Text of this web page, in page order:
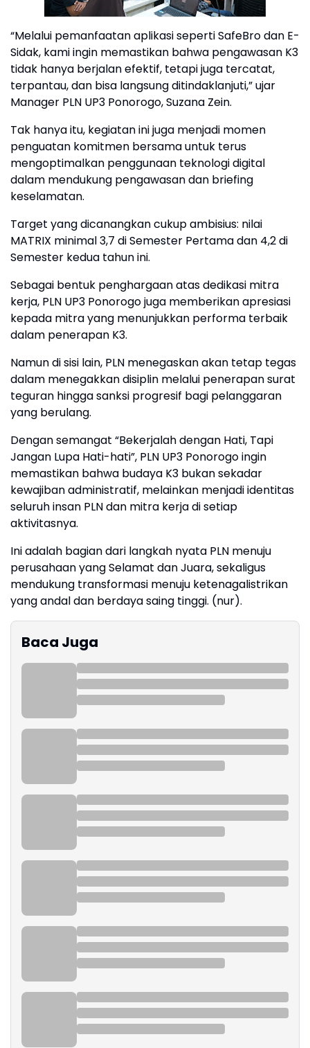
“Melalui pemanfaatan aplikasi seperti SafeBro dan E-
Sidak, kami ingin memastikan bahwa pengawasan K3
tidak hanya berjalan efektif, tetapi juga tercatat,
terpantau, dan bisa langsung ditindaklanjuti,” ujar
Manager PLN UP3 Ponorogo, Suzana Zein.
Tak hanya itu, kegiatan ini juga menjadi momen
penguatan komitmen bersama untuk terus
mengoptimalkan penggunaan teknologi digital
dalam mendukung pengawasan dan briefing
keselamatan.
Target yang dicanangkan cukup ambisius: nilai
MATRIX minimal 3,7 di Semester Pertama dan 4,2 di
Semester kedua tahun ini.
Sebagai bentuk penghargaan atas dedikasi mitra
kerja, PLN UP3 Ponorogo juga memberikan apresiasi
kepada mitra yang menunjukkan performa terbaik
dalam penerapan K3.
Namun di sisi lain, PLN menegaskan akan tetap tegas
dalam menegakkan disiplin melalui penerapan surat
teguran hingga sanksi progresif bagi pelanggaran
yang berulang.
Dengan semangat “Bekerjalah dengan Hati, Tapi
Jangan Lupa Hati-hati”, PLN UP3 Ponorogo ingin
memastikan bahwa budaya K3 bukan sekadar
kewajiban administratif, melainkan menjadi identitas
seluruh insan PLN dan mitra kerja di setiap
aktivitasnya.
Ini adalah bagian dari langkah nyata PLN menuju
perusahaan yang Selamat dan Juara, sekaligus
mendukung transformasi menuju ketenagalistrikan
yang andal dan berdaya saing tinggi. (nur).
Baca Juga